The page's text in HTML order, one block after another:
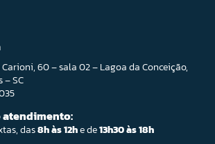
60 – sala 02 – Lagoa da Conceição,
SC
atendimento:
das8h às 12he de13h30 às 18h